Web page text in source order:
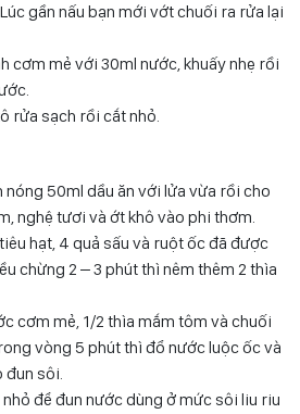
gần nấu bạn mới vớt chuối ra rửa lại
cơm mẻ với 30ml nước, khuấy nhẹ rồi
rửa sạch rồi cắt nhỏ.
nóng 50ml dầu ăn với lửa vừa rồi cho
nghệ tươi và ớt khô vào phi thơm.
hạt, 4 quả sấu và ruột ốc đã được
chừng 2 – 3 phút thì nêm thêm 2 thìa
cơm mẻ, 1/2 thìa mắm tôm và chuối
vòng 5 phút thì đổ nước luộc ốc và
đun sôi.
để đun nước dùng ở mức sôi liu riu